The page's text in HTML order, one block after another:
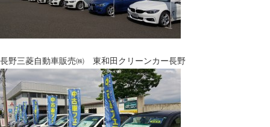
長野三菱自動車販売㈱ 東和田クリーンカー長野